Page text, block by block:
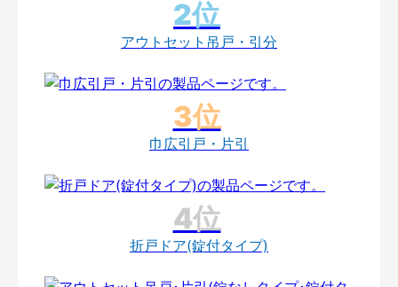
アウトセット吊戸・引分
巾広引戸・片引
折戸ドア(錠付タイプ)